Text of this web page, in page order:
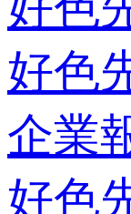
好色
企業
好色